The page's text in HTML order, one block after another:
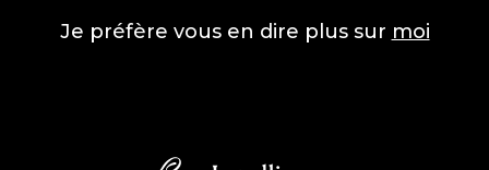
Je préfère vous en dire plus sur moi